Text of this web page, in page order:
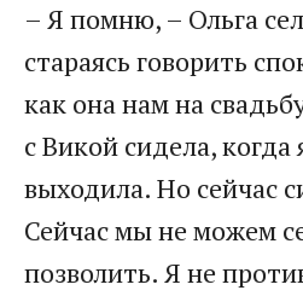
– Я помню, – Ольга
стараясь говорить
как она нам на
с Викой сидела, когда
выходила. Но сейчас
Сейчас мы не можем
позволить. Я не